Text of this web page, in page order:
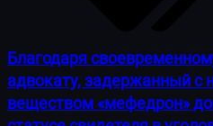
Благодаря
адвокату, задержанный с
веществом «мефедрон»